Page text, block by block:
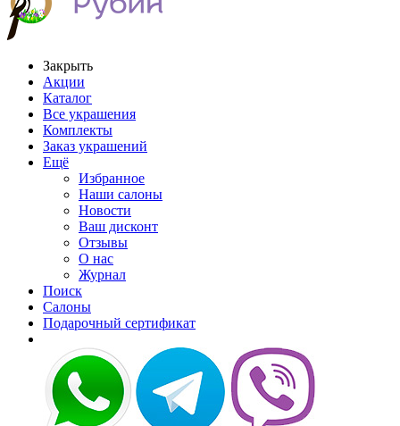
Закрыть
Акции
Каталог
Все украшения
Комплекты
Заказ украшений
Ещё
Избранное
Наши салоны
Новости
Ваш дисконт
Отзывы
О нас
Журнал
Поиск
Салоны
Подарочный сертификат